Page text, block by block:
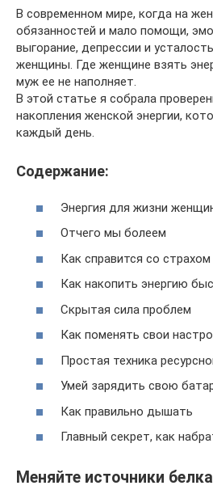
В современном мире, когда на
обязанностей и мало помощи,
выгорание, депрессии и
женщины. Где женщине взять
муж ее не наполняет.
В этой статье я собрала
накопления женской энергии,
каждый день.
Содержание:
Энергия для жизни
Отчего мы болеем
Как справится со страхом
Как накопить энергию
Скрытая сила проблем
Как поменять свои
Простая техника
Умей зарядить свою
Как правильно дышать
Главный секрет, как
Меняйте источники белка